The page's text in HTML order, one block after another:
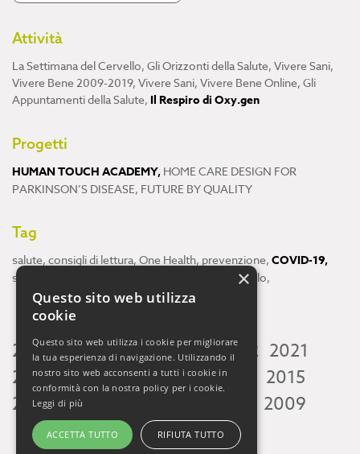
Attività
La Settimana del Cervello, Gli Orizzonti della Salute, Vivere Sani,
Vivere Bene 2009-2019, Vivere Sani, Vivere Bene Online, Gli
Appuntamenti della Salute, Il Respiro di Oxy.gen
Progetti
HUMAN TOUCH ACADEMY, HOME CARE DESIGN FOR
PARKINSON’S DISEASE, FUTURE BY QUALITY
Tag
salute, consigli di lettura, One Health, prevenzione, COVID-19,
scienza cervello,
2026 2025 2024 2023 2022 2021
2020 2019 2018 2017 2016
2015
2014 2013 2009
×
Questo sito web utilizza
cookie
Questo sito web utilizza i cookie per migliorare
la tua esperienza di navigazione. Utilizzando il
nostro sito web acconsenti a tutti i cookie in
conformità con la nostra policy per i cookie.
Leggi di più
ACCETTA TUTTO RIFIUTA TUTTO